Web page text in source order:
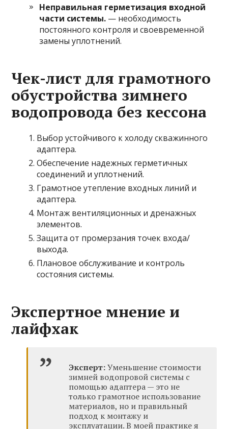
Неправильная герметизация входной
части системы. — необходимость
постоянного контроля и своевременной
замены уплотнений.
Чек-лист для грамотного
обустройства зимнего
водопровода без кессона
Выбор устойчивого к холоду скважинного
адаптера.
Обеспечение надежных герметичных
соединений и уплотнений.
Грамотное утепление входных линий и
адаптера.
Монтаж вентиляционных и дренажных
элементов.
Защита от промерзания точек входа/
выхода.
Плановое обслуживание и контроль
состояния системы.
Экспертное мнение и
лайфхак
Эксперт:Уменьшение стоимости
зимней водопровой системы с
помощью адаптера — это не
только грамотное использование
материалов, но и правильный
подход к монтажу и
эксплуатации. В моей практике я